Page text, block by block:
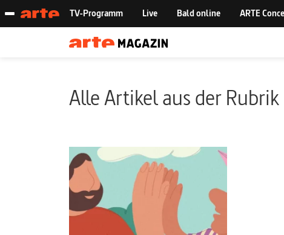
Alle Artikel aus der Rubrik